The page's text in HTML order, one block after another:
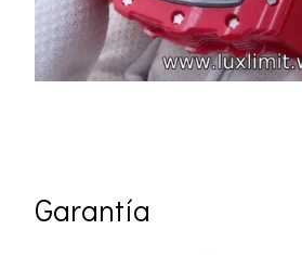
Garantía